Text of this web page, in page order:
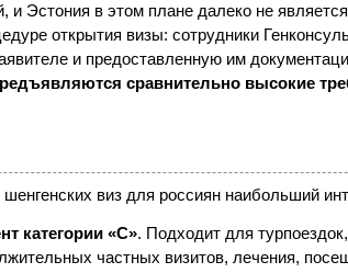
и Эстония в этом плане далеко не
открытия визы: сотрудники
и предоставленную им
сравнительно высокие
шенгенских виз для россиян наибольший
категории «С». Подходит для
частных визитов, лечения,